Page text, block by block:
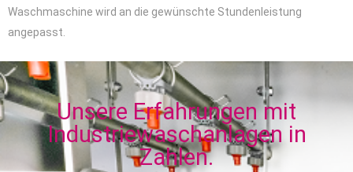
Waschmaschine wird an die gewünschte Stundenleistung
angepasst.
Unsere Erfahrungen mit
Industriewaschanlagen in
Zahlen.